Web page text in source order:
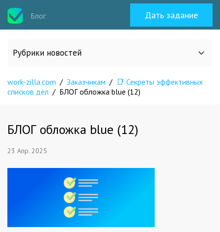
Блог Дать задание
Рубрики новостей
Все статьи
Исполнителям
work-zilla.com / Заказчикам / 📑 Секреты эффективных
списков дел / БЛОГ обложка blue (12)
БЛОГ обложка blue (12)
23 Апр. 2025